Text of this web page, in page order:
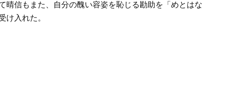
晴信もまた、自分の醜い容姿を恥じる勘助を「めとはな
け入れた。